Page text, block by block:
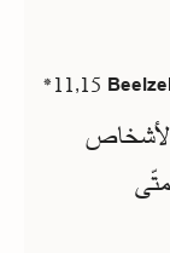
*11,15